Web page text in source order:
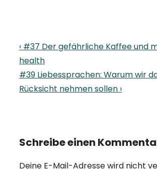
Beitragsnavigation
Previous
Post
is
‹ #37 Der gefährliche Kaffee und
health
Next
Post
#39 Liebessprachen: Warum wir
Rücksicht nehmen sollen ›
Schreibe einen
Deine E-Mail-Adresse wird nicht